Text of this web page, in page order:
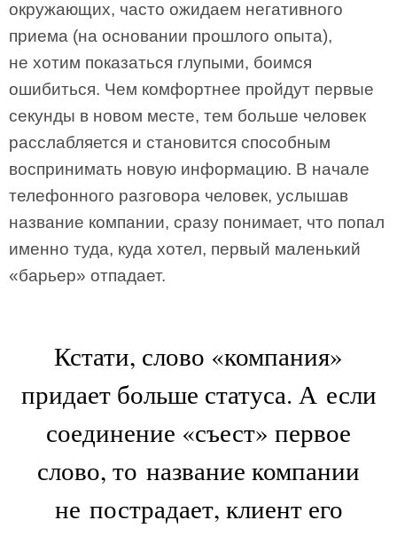
окружающих, часто ожидаем негативного
приема (на основании прошлого опыта),
не хотим показаться глупыми, боимся
ошибиться. Чем комфортнее пройдут первые
секунды в новом месте, тем больше человек
расслабляется и становится способным
воспринимать новую информацию. В начале
телефонного разговора человек, услышав
название компании, сразу понимает, что попал
именно туда, куда хотел, первый маленький
«барьер» отпадает.
Кстати, слово «компания»
придает больше статуса. А если
соединение «съест» первое
слово, то название компании
не пострадает, клиент его